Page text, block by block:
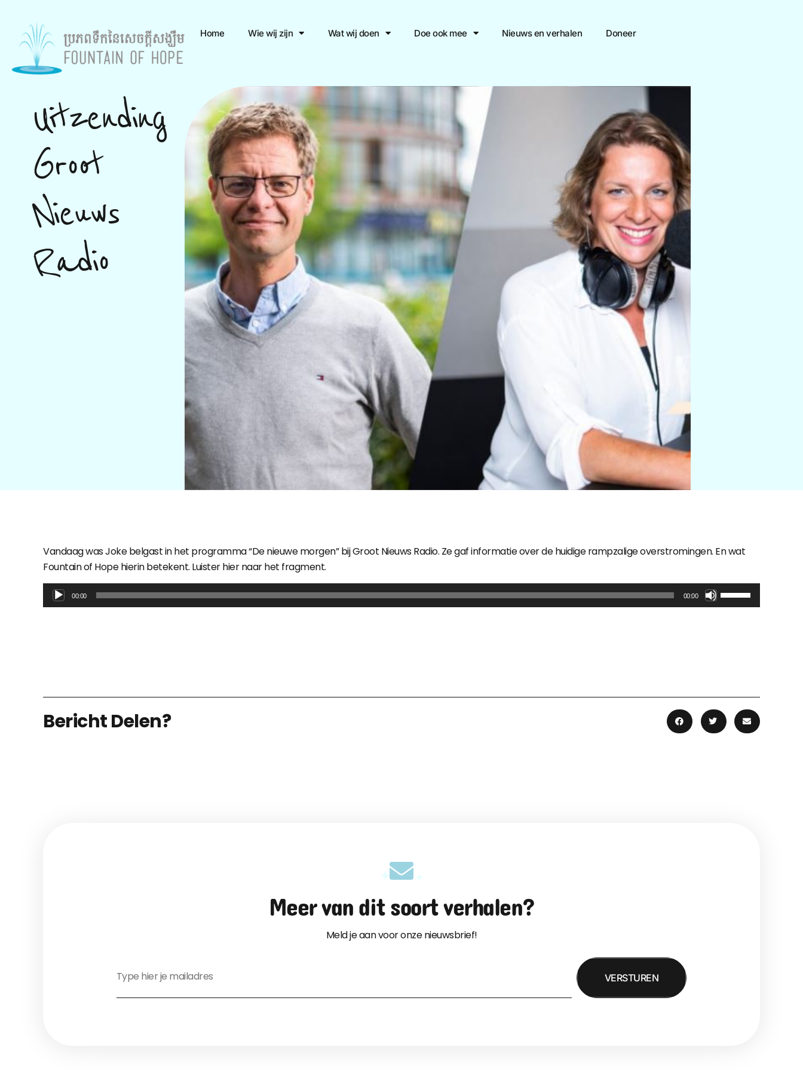
Home Wie wij zijn Wat wij doen Doe ook mee Nieuws en verhalen Doneer
Uitzending
Groot
Nieuws
Radio
Vandaag was Joke belgast in het programma “De nieuwe morgen” bij Groot Nieuws Radio. Ze gaf informatie over de huidige rampzalige overstromingen. En wat
Fountain of Hope hierin betekent. Luister hier naar het fragment.
Audiospeler
00:00 00:00
Omhoog/Omlaag
verhogen
of
te
Bericht Delen?
Meer van dit soort verhalen?
Meld je aan voor onze nieuwsbrief!
VERSTUREN